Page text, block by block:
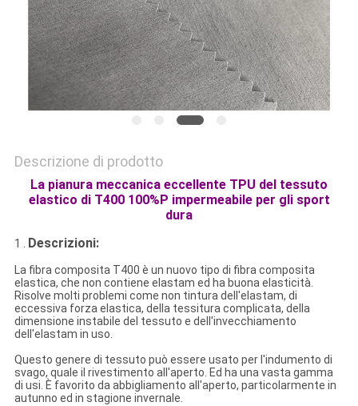
Descrizione di prodotto
La pianura meccanica eccellente TPU del tessuto
elastico di T400 100%P impermeabile per gli sport
dura
1 . Descrizioni:
La fibra composita T400 è un nuovo tipo di fibra composita
elastica, che non contiene elastam ed ha buona elasticità.
Risolve molti problemi come non tintura dell'elastam, di
eccessiva forza elastica, della tessitura complicata, della
dimensione instabile del tessuto e dell'invecchiamento
dell'elastam in uso.
Questo genere di tessuto può essere usato per l'indumento di
svago, quale il rivestimento all'aperto. Ed ha una vasta gamma
di usi. È favorito da abbigliamento all'aperto, particolarmente in
autunno ed in stagione invernale.